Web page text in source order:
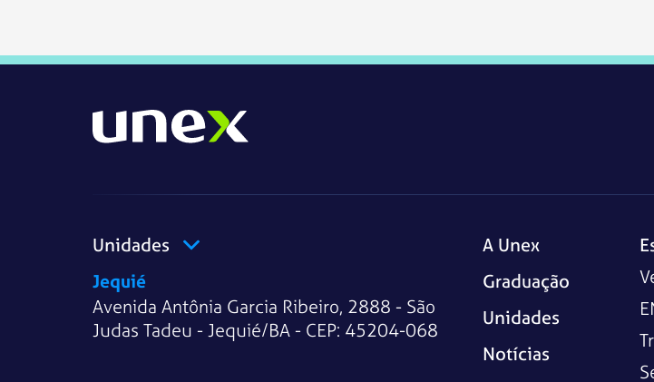
Unidades
Jequié
Avenida Antônia Garcia Ribeiro, 2888 - São
Judas Tadeu - Jequié/BA - CEP: 45204-068
A Unex
Graduação
Unidades
Notícias